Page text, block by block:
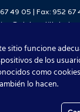
67 49 05 | Fax: 952 67
Melilla Baloncesto
sitio funcione
de los
como
lo hacen.